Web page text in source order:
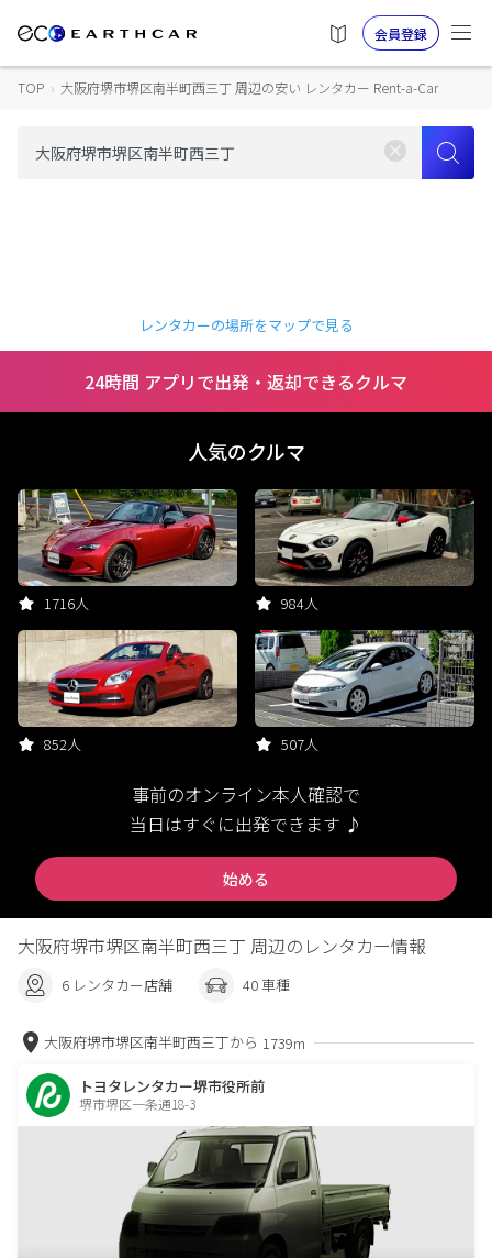
会員登録
TOP › 大阪府堺市堺区南半町西三丁 周辺の安い レンタカー Rent-a-Car
レンタカーの場所をマップで見る
24時間 アプリで出発・返却できるクルマ
人気のクルマ
1716人 984人
852人 507人
事前のオンライン本人確認で
当日はすぐに出発できます ♪
始める
大阪府堺市堺区南半町西三丁 周辺のレンタカー情報
6 レンタカー店舗 40 車種
大阪府堺市堺区南半町西三丁から 1739m
トヨタレンタカー堺市役所前
堺市堺区一条通18-3